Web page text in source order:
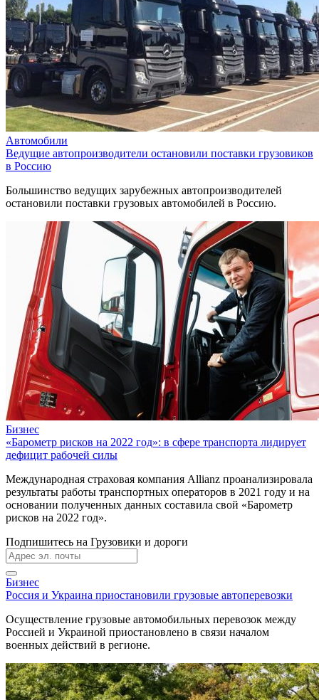
Автомобили
Ведущие автопроизводители остановили поставки грузовиков
в Россию
Большинство ведущих зарубежных автопроизводителей
остановили поставки грузовых автомобилей в Россию.
Бизнес
«Барометр рисков на 2022 год»: в сфере транспорта лидирует
дефицит рабочей силы
Международная страховая компания Allianz проанализировала
результаты работы транспортных операторов в 2021 году и на
основании полученных данных составила свой «Барометр
рисков на 2022 год».
Подпишитесь на Грузовики и дороги
Бизнес
Россия и Украина приостановили грузовые автоперевозки
Осуществление грузовые автомобильных перевозок между
Россией и Украиной приостановлено в связи началом
военных действий в регионе.